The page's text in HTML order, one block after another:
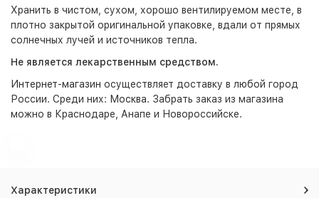
Хранить в чистом, сухом, хорошо вентилируемом месте, в
плотно закрытой оригинальной упаковке, вдали от прямых
солнечных лучей и источников тепла.
Не является лекарственным средством.
Интернет-магазин осуществляет доставку в любой город
России. Среди них: Москва. Забрать заказ из магазина
можно в Краснодаре, Анапе и Новороссийске.
Характеристики